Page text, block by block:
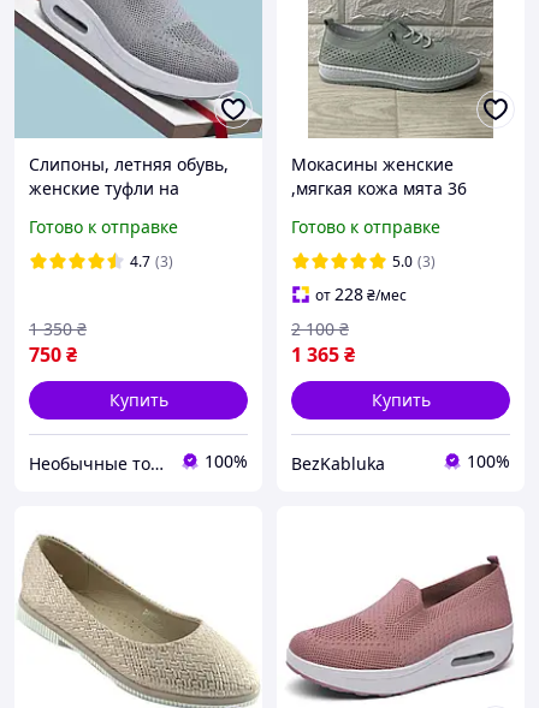
Слипоны, летняя обувь,
женские туфли на
мокасины размер 41,
серые Код 68-1016
Готово к отправке
4.7 (3)
750₴
1 350 ₴
Купить
Необычные товары 100%
Мокасины женские
,мягкая кожа мята 36
Готово к отправке
5.0 (3)
от228₴/мес
1 365₴
2 100 ₴
Купить
BezKabluka 100%